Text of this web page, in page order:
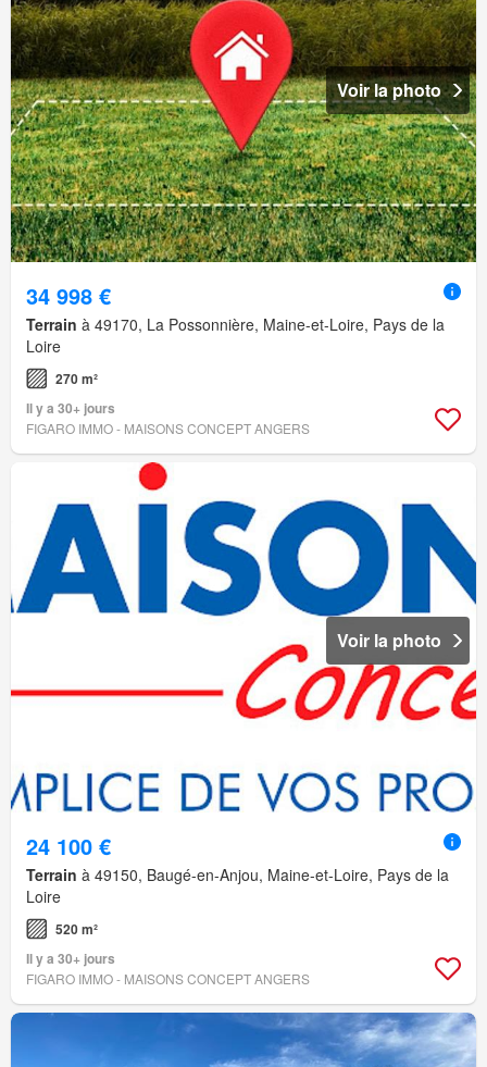
Voir la photo
34 998 €
Terrain à 49170, La Possonnière, Maine-et-Loire, Pays de la
Loire
270 m²
Il y a 30+ jours
FIGARO IMMO - MAISONS CONCEPT ANGERS
Voir la photo
24 100 €
Terrain à 49150, Baugé-en-Anjou, Maine-et-Loire, Pays de la
Loire
520 m²
Il y a 30+ jours
FIGARO IMMO - MAISONS CONCEPT ANGERS